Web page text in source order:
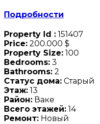
Подробности
Property Id : 151407
Price: 200.000 $
Property Size: 100
Bedrooms: 3
Bathrooms: 2
Статус дома: Старый
Этаж: 13
Район: Ваке
Всего этажей: 14
Ремонт: Новый